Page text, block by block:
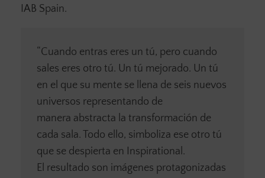
IAB Spain.
“Cuando entras eres un tú, pero cuando
sales eres otro tú. Un tú mejorado. Un tú
en el que su mente se llena de seis nuevos
universos representando de
manera abstracta la transformación de
cada sala. Todo ello, simboliza ese otro tú
que se despierta en Inspirational.
El resultado son imágenes protagonizadas